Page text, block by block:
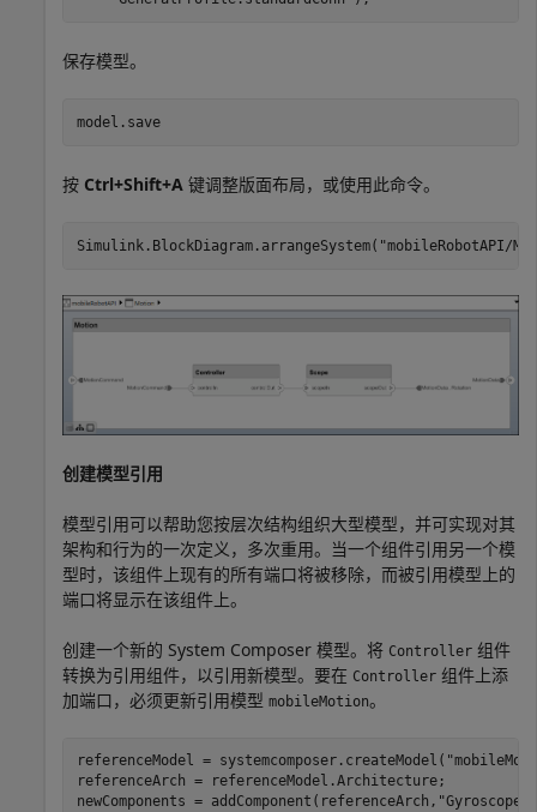
保存模型。
model.save
按 Ctrl+Shift+A 键调整版面布局，或使用此命令。
Simulink.BlockDiagram.arrangeSystem( "mobileRobotAPI/
创建模型引用
模型引用可以帮助您按层次结构组织大型模型，并可实现对其
架构和行为的一次定义，多次重用。当一个组件引用另一个模
型时，该组件上现有的所有端口将被移除，而被引用模型上的
端口将显示在该组件上。
创建一个新的 System Composer 模型。将 Controller 组件
转换为引用组件，以引用新模型。要在 Controller 组件上添
加端口，必须更新引用模型 mobileMotion。
referenceModel = systemcomposer.createModel(
referenceArch = referenceModel.Architecture;
newComponents = addComponent(referenceArch, "Gyroscope"